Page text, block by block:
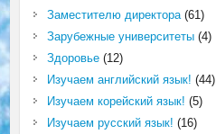
Заместителю директора(61)
Зарубежные университеты(4)
Здоровье(12)
Изучаем английский язык! (44)
Изучаем корейский язык! (5)
Изучаем русский язык! (16)